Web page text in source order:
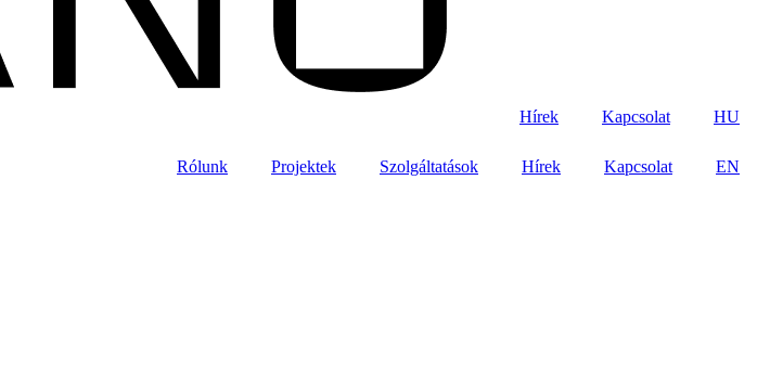
Hírek Kapcsolat HU
Rólunk Projektek Szolgáltatások Hírek Kapcsolat EN